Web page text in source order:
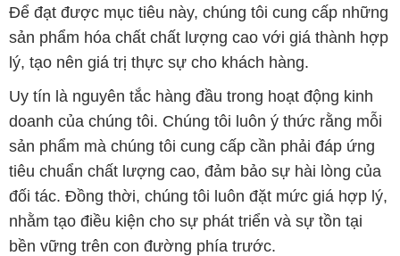
Để đạt được mục tiêu này, chúng tôi cung cấp những
sản phẩm hóa chất chất lượng cao với giá thành hợp
lý, tạo nên giá trị thực sự cho khách hàng.
Uy tín là nguyên tắc hàng đầu trong hoạt động kinh
doanh của chúng tôi. Chúng tôi luôn ý thức rằng mỗi
sản phẩm mà chúng tôi cung cấp cần phải đáp ứng
tiêu chuẩn chất lượng cao, đảm bảo sự hài lòng của
đối tác. Đồng thời, chúng tôi luôn đặt mức giá hợp lý,
nhằm tạo điều kiện cho sự phát triển và sự tồn tại
bền vững trên con đường phía trước.